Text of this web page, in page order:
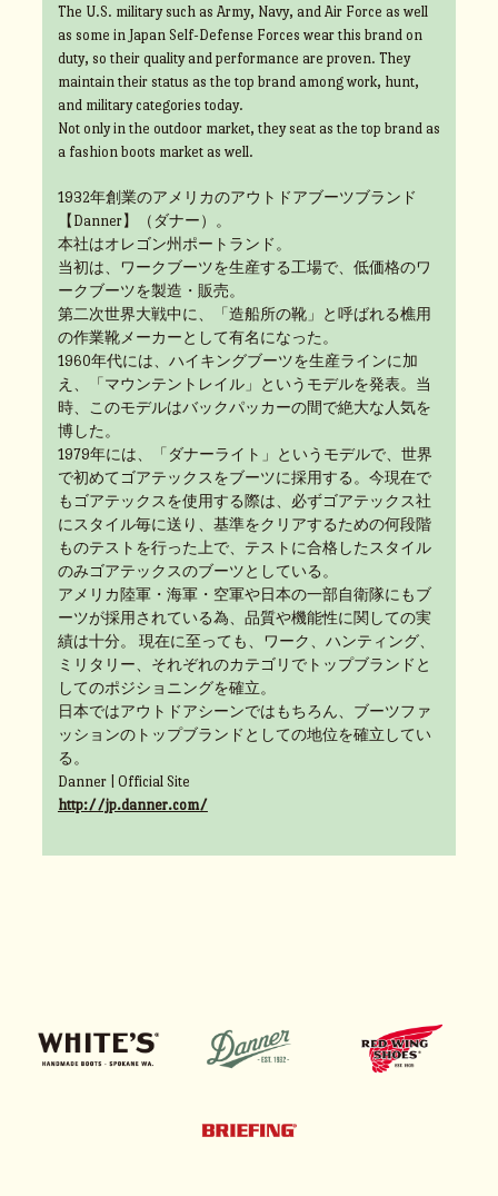
The U.S. military such as Army, Navy, and Air Force as well
as some in Japan Self-Defense Forces wear this brand on
duty, so their quality and performance are proven. They
maintain their status as the top brand among work, hunt,
and military categories today.
Not only in the outdoor market, they seat as the top brand as
a fashion boots market as well.
1932年創業のアメリカのアウトドアブーツブランド
【Danner】（ダナー）。
本社はオレゴン州ポートランド。
当初は、ワークブーツを生産する工場で、低価格のワ
ークブーツを製造・販売。
第二次世界大戦中に、「造船所の靴」と呼ばれる樵用
の作業靴メーカーとして有名になった。
1960年代には、ハイキングブーツを生産ラインに加
え、「マウンテントレイル」というモデルを発表。当
時、このモデルはバックパッカーの間で絶大な人気を
博した。
1979年には、「ダナーライト」というモデルで、世界
で初めてゴアテックスをブーツに採用する。今現在で
もゴアテックスを使用する際は、必ずゴアテックス社
にスタイル毎に送り、基準をクリアするための何段階
ものテストを行った上で、テストに合格したスタイル
のみゴアテックスのブーツとしている。
アメリカ陸軍・海軍・空軍や日本の一部自衛隊にもブ
ーツが採用されている為、品質や機能性に関しての実
績は十分。 現在に至っても、ワーク、ハンティング、
ミリタリー、それぞれのカテゴリでトップブランドと
してのポジショニングを確立。
日本ではアウトドアシーンではもちろん、ブーツファ
ッションのトップブランドとしての地位を確立してい
る。
Danner | Official Site
http://jp.danner.com/